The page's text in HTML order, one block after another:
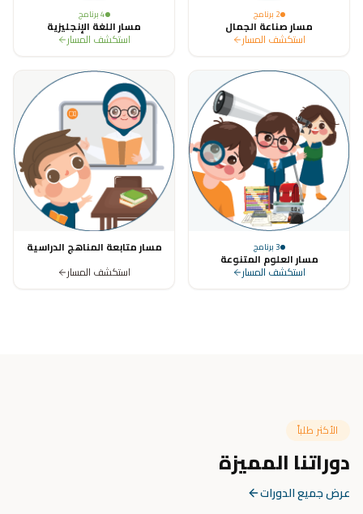
2 برنامج
مسار صناعة الجمال
استكشف المسار
4برنامج
مسار اللغة الإنجليزية
استكشف المسار
3برنامج
مسار العلوم المتنوعة
استكشف المسار
مسار متابعة المناهج الدراسية
استكشف المسار
الأكثر طلباً
دوراتنا المميزة
عرض جميع الدورات